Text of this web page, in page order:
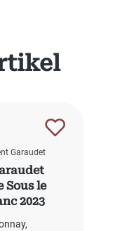
Garaudet
Sous le
2023